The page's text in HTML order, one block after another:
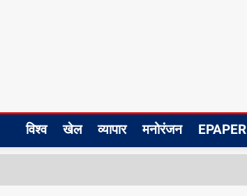
विश्व खेल व्यापार मनोरंजन EPAPER